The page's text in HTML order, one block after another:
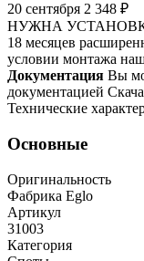
20 сентября 2 348 ₽
НУЖНА
18 месяцев
условии монтажа
Документация Вы
документацией
Технические
Основные
Оригинальность
Фабрика Eglo
Артикул
31003
Категория